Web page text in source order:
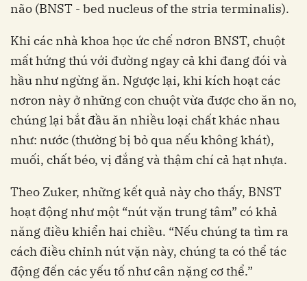
não (BNST - bed nucleus of the stria terminalis).
Khi các nhà khoa học ức chế nơron BNST, chuột
mất hứng thú với đường ngay cả khi đang đói và
hầu như ngừng ăn. Ngược lại, khi kích hoạt các
nơron này ở những con chuột vừa được cho ăn no,
chúng lại bắt đầu ăn nhiều loại chất khác nhau
như: nước (thường bị bỏ qua nếu không khát),
muối, chất béo, vị đắng và thậm chí cả hạt nhựa.
Theo Zuker, những kết quả này cho thấy, BNST
hoạt động như một “nút vặn trung tâm” có khả
năng điều khiển hai chiều. “Nếu chúng ta tìm ra
cách điều chỉnh nút vặn này, chúng ta có thể tác
động đến các yếu tố như cân nặng cơ thể.”